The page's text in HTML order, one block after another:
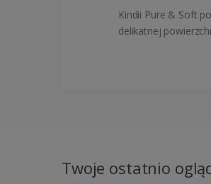
Kindii Pure & Soft
delikatnej
Twoje ostatnio